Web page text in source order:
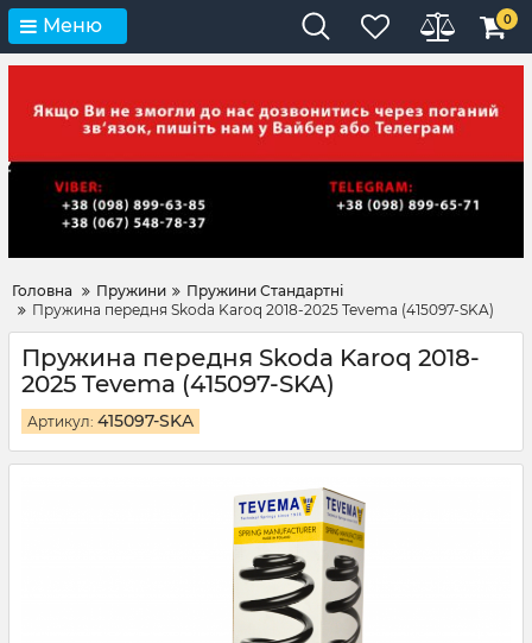
Меню 0
Головна Пружини
Пружини Стандартні
Пружина передня Skoda Karoq 2018-2025 Tevema (415097-SKA)
Пружина передня Skoda Karoq 2018-
2025 Tevema (415097-SKA)
Артикул: 415097-SKA